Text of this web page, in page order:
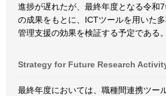
進捗が遅れたが、最終年度となる令和
の成果をもとに、ICTツールを用いた
管理支援の効果を検証する予定である。
Strategy for Future Research
最終年度においては、職種間連携ツー